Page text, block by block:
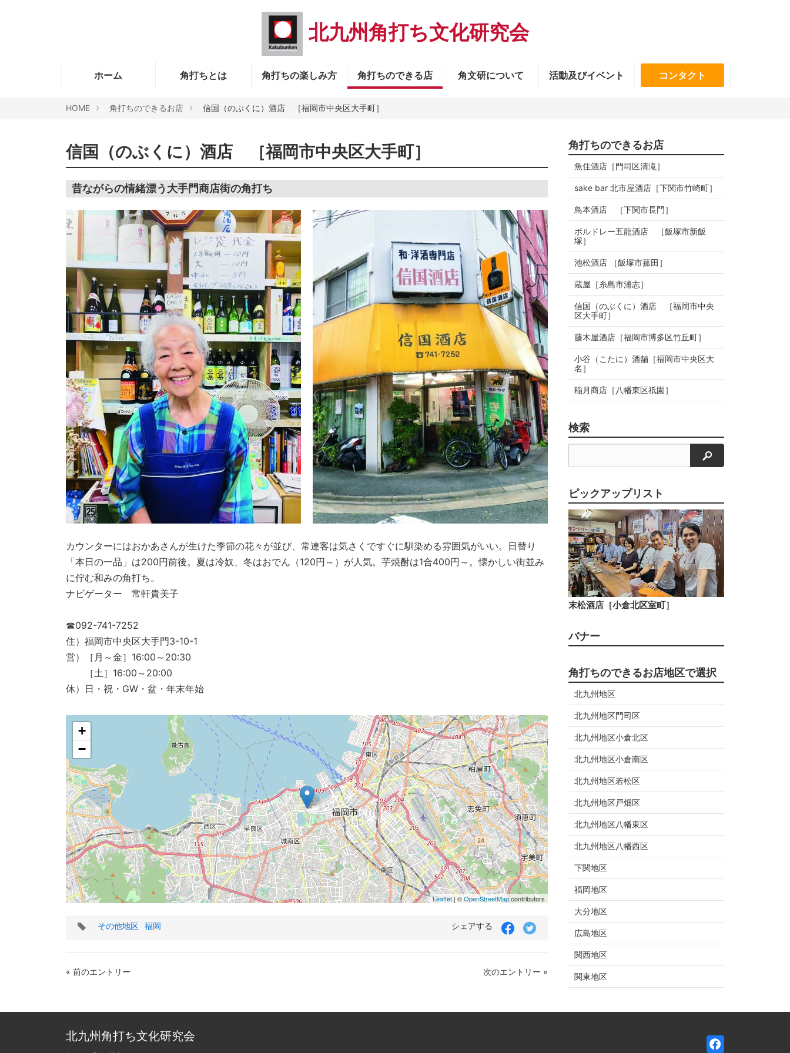
北九州角打ち文化研究会
ホーム 角打ちとは 角打ちの楽しみ方 角打ちのできる店 角文研について 活動及びイベント コンタクト
HOME 角打ちのできるお店 信国（のぶくに）酒店 ［福岡市中央区大手町］
信国（のぶくに）酒店 ［福岡市中央区大手町］
昔ながらの情緒漂う大手門商店街の角打ち
カウンターにはおかあさんが生けた季節の花々が並び、常連客は気さくですぐに馴染める雰囲気がいい。日替り
「本日の一品」は200円前後。夏は冷奴、冬はおでん（120円～）が人気。芋焼酎は1合400円～。懐かしい街並み
に佇む和みの角打ち。
ナビゲーター 常軒貴美子
☎092-741-7252
住）福岡市中央区大手門3-10-1
営）［月～金］16:00～20:30
［土］16:00～20:00
休）日・祝・GW・盆・年末年始
+
−
Leaflet| ©OpenStreetMapcontributors
タ
その他地区 福岡 シェアする
« 前のエントリー 次のエントリー »
角打ちのできるお店
魚住酒店［門司区清滝］
sake bar 北市屋酒店［下関市竹崎町］
鳥本酒店 ［下関市長門］
ボルドレー五龍酒店 ［飯塚市新飯
塚］
池松酒店 ［飯塚市菰田］
蔵屋［糸島市浦志］
信国（のぶくに）酒店 ［福岡市中央
区大手町］
藤木屋酒店［福岡市博多区竹丘町］
小谷（こたに）酒舗［福岡市中央区大
名］
稲月商店［八幡東区祇園］
検索
検索
ピックアップリスト
末松酒店［小倉北区室町］
バナー
角打ちのできるお店地区で選択
北九州地区
北九州地区門司区
北九州地区小倉北区
北九州地区小倉南区
北九州地区若松区
北九州地区戸畑区
北九州地区八幡東区
北九州地区八幡西区
下関地区
福岡地区
大分地区
広島地区
関西地区
関東地区
北九州角打ち文化研究会